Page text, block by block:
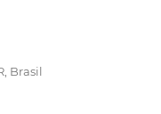
Brasil